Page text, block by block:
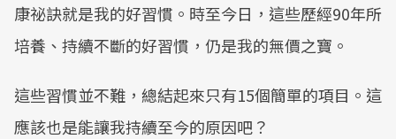
康祕訣就是我的好習慣。時至今日，這些歷經90年所
培養、持續不斷的好習慣，仍是我的無價之寶。
這些習慣並不難，總結起來只有15個簡單的項目。這
應該也是能讓我持續至今的原因吧？